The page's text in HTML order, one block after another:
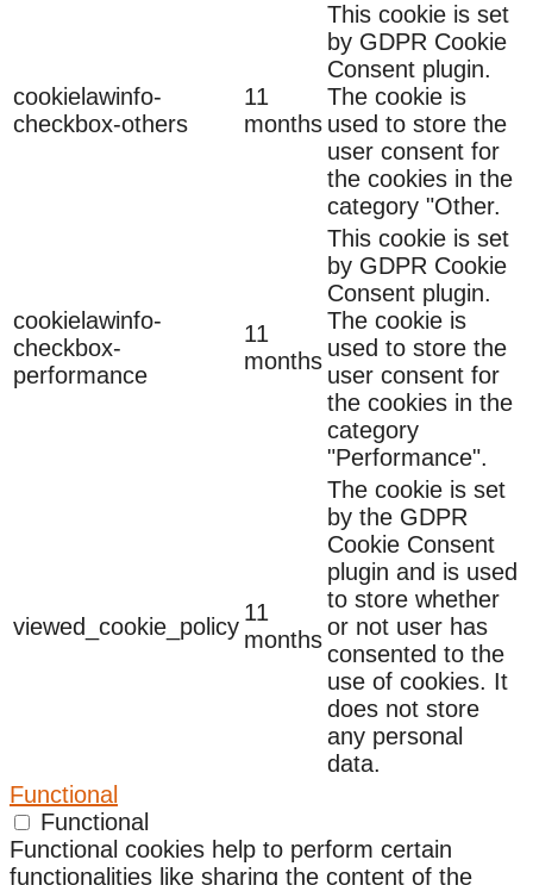
cookielawinfo-
checkbox-others
11
months
This cookie is set
by GDPR Cookie
Consent plugin.
The cookie is
used to store the
user consent for
the cookies in the
category "Other.
cookielawinfo-
checkbox-
performance
11
months
This cookie is set
by GDPR Cookie
Consent plugin.
The cookie is
used to store the
user consent for
the cookies in the
category
"Performance".
viewed_cookie_policy
11
months
The cookie is set
by the GDPR
Cookie Consent
plugin and is used
to store whether
or not user has
consented to the
use of cookies. It
does not store
any personal
data.
Functional
Functional
Functional cookies help to perform certain
functionalities like sharing the content of the